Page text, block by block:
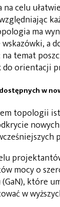
na celu
ma
a
temat
orientacji
w
topologii
mocy o
które
w